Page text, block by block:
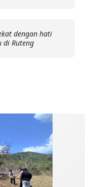
dengan hati
di Ruteng